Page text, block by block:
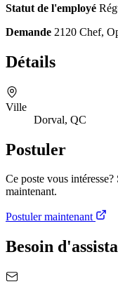
Statut de l'employé
Demande 2120 Chef,
Détails
Ville
Dorval, QC
Postuler
Ce poste vous
maintenant.
Postuler maintenant
Besoin